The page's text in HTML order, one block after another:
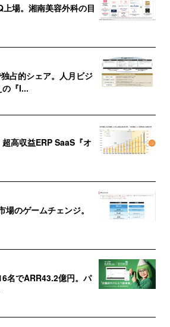
場。湘南美容外科の目
占的シェア。人月ビジ
『I...
高収益ERP SaaS『オ
のゲームチェンジ。
名でARR43.2億円。パ